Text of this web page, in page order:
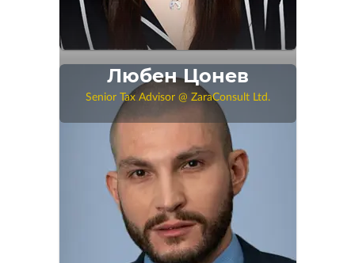
Любен Цонев
Senior Tax Advisor @ ZaraConsult Ltd.